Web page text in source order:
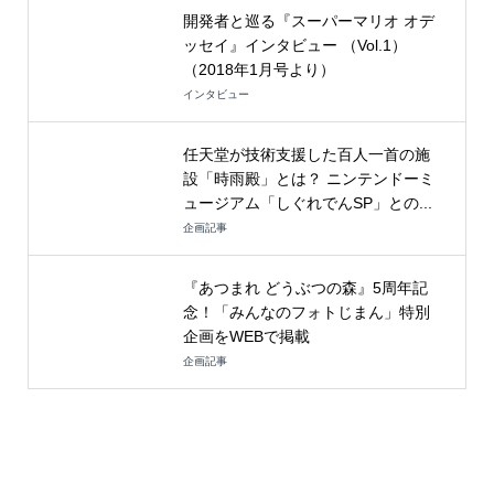
開発者と巡る『スーパーマリオ オデ
ッセイ』インタビュー （Vol.1）
（2018年1月号より）
インタビュー
任天堂が技術支援した百人一首の施
設「時雨殿」とは？ ニンテンドーミ
ュージアム「しぐれでんSP」との...
企画記事
『あつまれ どうぶつの森』5周年記
念！「みんなのフォトじまん」特別
企画をWEBで掲載
企画記事